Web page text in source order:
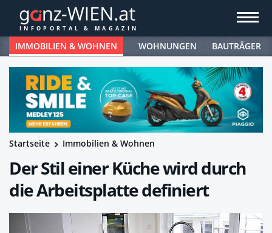
IMMOBILIEN & WOHNEN WOHNUNGEN BAUTRÄGER
Startseite Immobilien & Wohnen
Der Stil einer Küche wird durch
die Arbeitsplatte definiert